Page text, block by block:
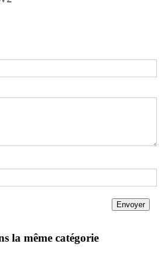
Envoyer
la même catégorie